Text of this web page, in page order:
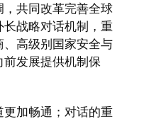
共同改革完善全球
战略对话机制，重
、高级别国家安全与
发展提供机制保
加畅通；对话的重